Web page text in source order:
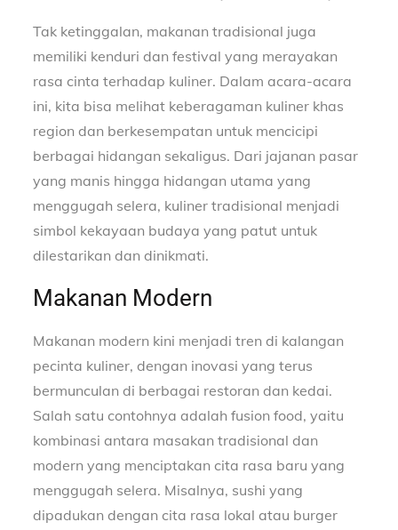
Tak ketinggalan, makanan tradisional juga
memiliki kenduri dan festival yang merayakan
rasa cinta terhadap kuliner. Dalam acara-acara
ini, kita bisa melihat keberagaman kuliner khas
region dan berkesempatan untuk mencicipi
berbagai hidangan sekaligus. Dari jajanan pasar
yang manis hingga hidangan utama yang
menggugah selera, kuliner tradisional menjadi
simbol kekayaan budaya yang patut untuk
dilestarikan dan dinikmati.
Makanan Modern
Makanan modern kini menjadi tren di kalangan
pecinta kuliner, dengan inovasi yang terus
bermunculan di berbagai restoran dan kedai.
Salah satu contohnya adalah fusion food, yaitu
kombinasi antara masakan tradisional dan
modern yang menciptakan cita rasa baru yang
menggugah selera. Misalnya, sushi yang
dipadukan dengan cita rasa lokal atau burger